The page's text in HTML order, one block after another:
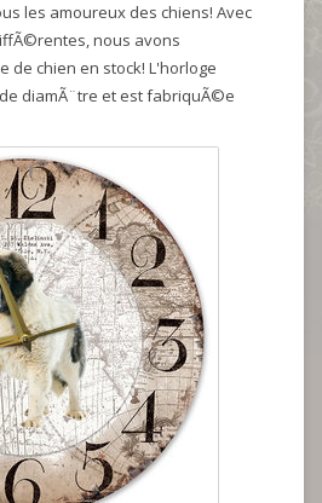
les amoureux des chiens! Avec
nous avons
de chien en stock! L'horloge
diamÃ¨tre et est fabriquÃ©e